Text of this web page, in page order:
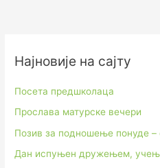
Најновије на сајту
Посета предшколаца
Прослава матурске вечери
Позив за подношење понуде –
Дан испуњен дружењем,